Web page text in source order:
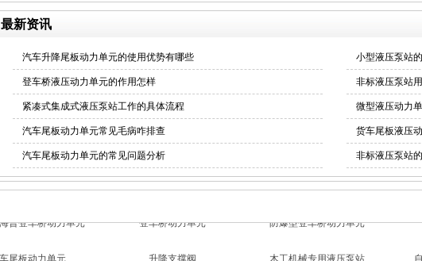
最新资讯
汽车升降尾板动力单元的使用优势有哪些 小型液压泵站
登车桥液压动力单元的作用怎样 非标液压泵站
紧凑式集成式液压泵站工作的具体流程 微型液压动力
汽车尾板动力单元常见毛病咋排查 货车尾板液压
汽车尾板动力单元的常见问题分析 非标液压泵站